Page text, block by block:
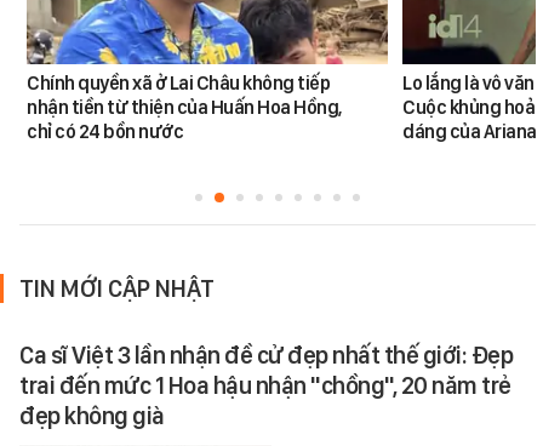
Chính quyền xã ở Lai Châu không tiếp
nhận tiền từ thiện của Huấn Hoa Hồng,
chỉ có 24 bồn nước
Lo lắng là vô văn
Cuộc khủng
dáng của Ariana
TIN MỚI CẬP NHẬT
Ca sĩ Việt 3 lần nhận đề cử đẹp nhất thế giới: Đẹp
trai đến mức 1 Hoa hậu nhận "chồng", 20 năm trẻ
đẹp không già